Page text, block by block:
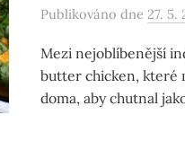
Publikováno dne 27. 5.
Mezi nejoblíbenější
butter chicken, které
doma, aby chutnal